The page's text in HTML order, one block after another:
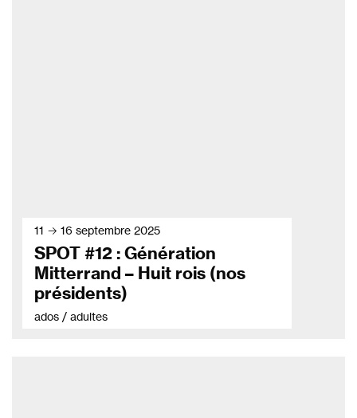
11 → 16 septembre 2025
SPOT #12 : Génération
Mitterrand – Huit rois (nos
présidents)
ados / adultes